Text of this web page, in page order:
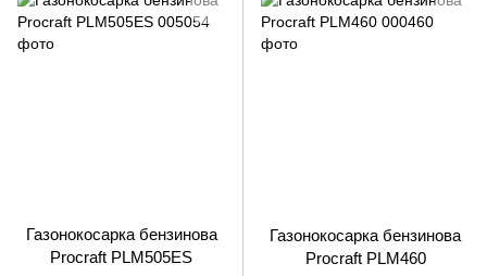
Газонокосарка бензинова
Procraft PLM505ES
Газонокосарка бензинова
Procraft PLM460